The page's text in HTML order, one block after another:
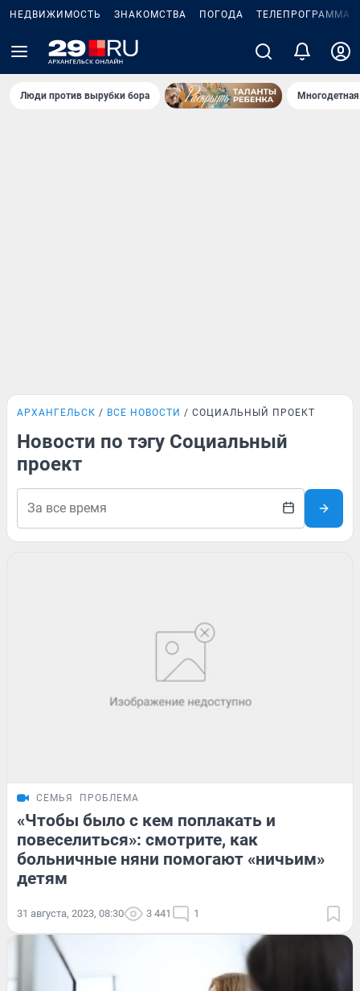
НЕДВИЖИМОСТЬ ЗНАКОМСТВА ПОГОДА ТЕЛЕПРОГРАММА
Люди против вырубки бора
АРХАНГЕЛЬСК ВСЕ НОВОСТИ СОЦИАЛЬНЫЙ ПРОЕКТ
Новости по тэгу Социальный
проект
СЕМЬЯ ПРОБЛЕМА
«Чтобы было с кем поплакать и
повеселиться»: смотрите, как
больничные няни помогают «ничьим»
детям
31 августа, 2023, 08:30 3 441 1